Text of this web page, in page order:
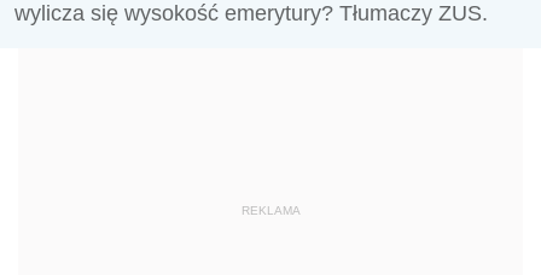
wylicza się wysokość emerytury? Tłumaczy ZUS.
REKLAMA